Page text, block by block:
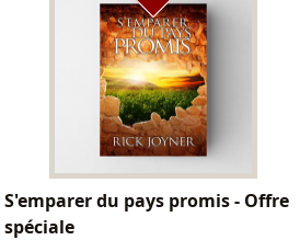
S'emparer du pays promis - Offre
spéciale